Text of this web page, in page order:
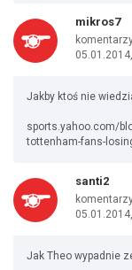
mikros7
Jakby ktoś nie
sports.yahoo.com/
tottenham-fans-
santi2
Jak Theo wypadnie